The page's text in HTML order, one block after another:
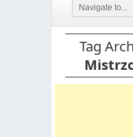
Tag